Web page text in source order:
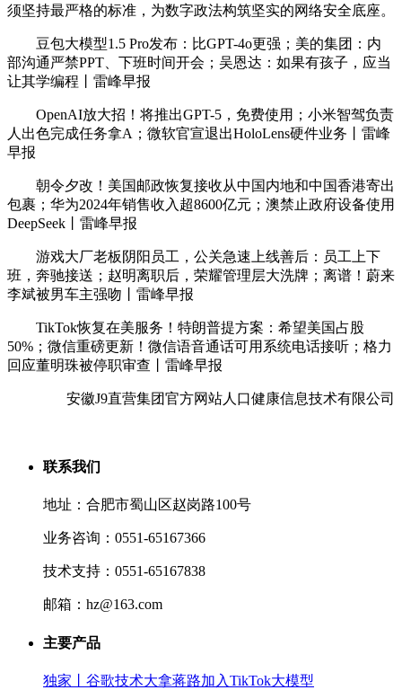
须坚持最严格的标准，为数字政法构筑坚实的网络安全底座。
豆包大模型1.5 Pro发布：比GPT-4o更强；美的集团：内
部沟通严禁PPT、下班时间开会；吴恩达：如果有孩子，应当
让其学编程丨雷峰早报
OpenAI放大招！将推出GPT-5，免费使用；小米智驾负责
人出色完成任务拿A；微软官宣退出HoloLens硬件业务丨雷峰
早报
朝令夕改！美国邮政恢复接收从中国内地和中国香港寄出
包裹；华为2024年销售收入超8600亿元；澳禁止政府设备使用
DeepSeek丨雷峰早报
游戏大厂老板阴阳员工，公关急速上线善后：员工上下
班，奔驰接送；赵明离职后，荣耀管理层大洗牌；离谱！蔚来
李斌被男车主强吻丨雷峰早报
TikTok恢复在美服务！特朗普提方案：希望美国占股
50%；微信重磅更新！微信语音通话可用系统电话接听；格力
回应董明珠被停职审查丨雷峰早报
安徽J9直营集团官方网站人口健康信息技术有限公司
联系我们
地址：合肥市蜀山区赵岗路100号
业务咨询：0551-65167366
技术支持：0551-65167838
邮箱：hz@163.com
主要产品
独家丨谷歌技术大拿蒋路加入TikTok大模型